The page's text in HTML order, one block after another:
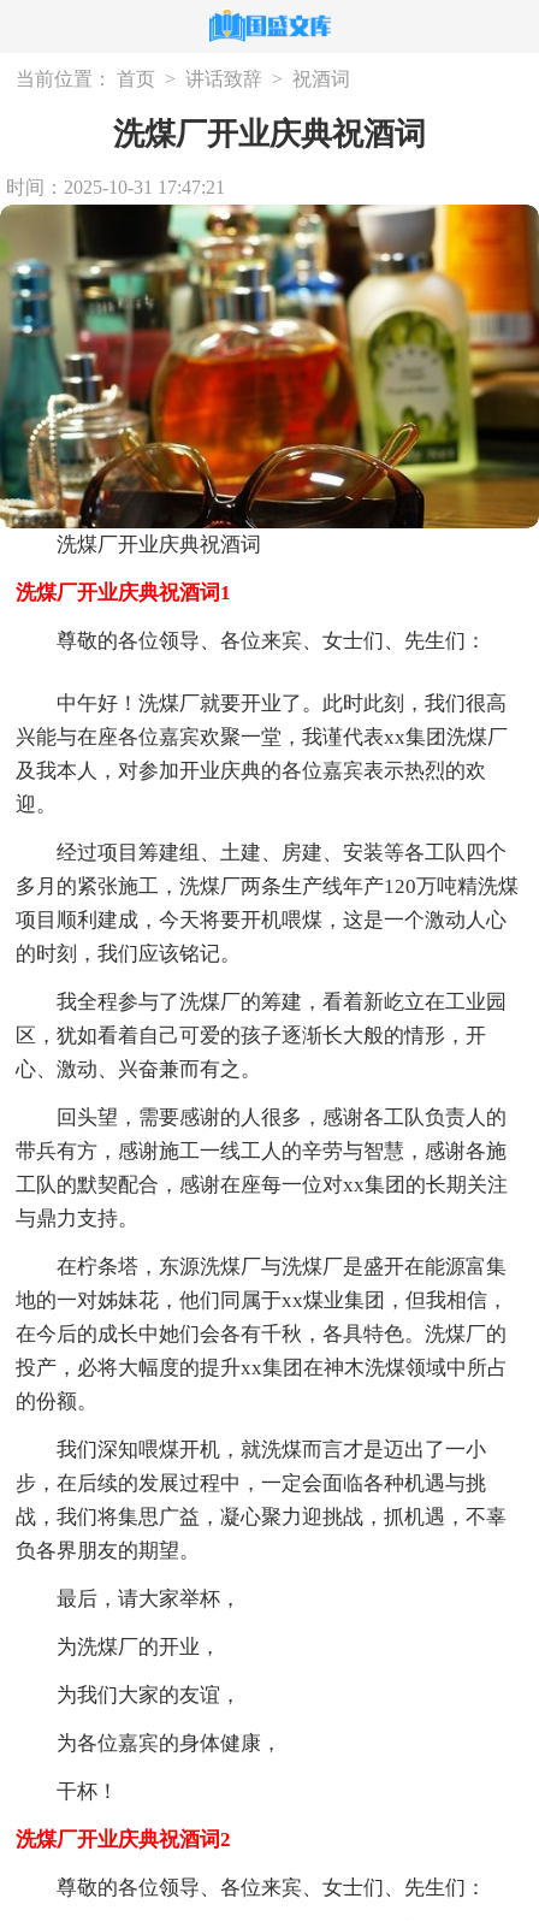
当前位置： 首页 > 讲话致辞 > 祝酒词
洗煤厂开业庆典祝酒词
时间：2025-10-31 17:47:21
洗煤厂开业庆典祝酒词
洗煤厂开业庆典祝酒词1
尊敬的各位领导、各位来宾、女士们、先生们：
中午好！洗煤厂就要开业了。此时此刻，我们很高
兴能与在座各位嘉宾欢聚一堂，我谨代表xx集团洗煤厂
及我本人，对参加开业庆典的各位嘉宾表示热烈的欢
迎。
经过项目筹建组、土建、房建、安装等各工队四个
多月的紧张施工，洗煤厂两条生产线年产120万吨精洗煤
项目顺利建成，今天将要开机喂煤，这是一个激动人心
的时刻，我们应该铭记。
我全程参与了洗煤厂的筹建，看着新屹立在工业园
区，犹如看着自己可爱的孩子逐渐长大般的情形，开
心、激动、兴奋兼而有之。
回头望，需要感谢的人很多，感谢各工队负责人的
带兵有方，感谢施工一线工人的辛劳与智慧，感谢各施
工队的默契配合，感谢在座每一位对xx集团的长期关注
与鼎力支持。
在柠条塔，东源洗煤厂与洗煤厂是盛开在能源富集
地的一对姊妹花，他们同属于xx煤业集团，但我相信，
在今后的成长中她们会各有千秋，各具特色。洗煤厂的
投产，必将大幅度的提升xx集团在神木洗煤领域中所占
的份额。
我们深知喂煤开机，就洗煤而言才是迈出了一小
步，在后续的发展过程中，一定会面临各种机遇与挑
战，我们将集思广益，凝心聚力迎挑战，抓机遇，不辜
负各界朋友的期望。
最后，请大家举杯，
为洗煤厂的开业，
为我们大家的友谊，
为各位嘉宾的身体健康，
干杯！
洗煤厂开业庆典祝酒词2
尊敬的各位领导、各位来宾、女士们、先生们：